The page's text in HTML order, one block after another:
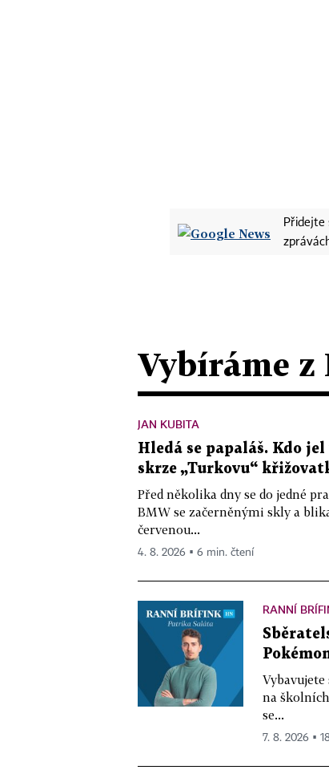
Přidejte
Vybíráme z
JAN KUBITA
Hledá se papaláš. Kdo
skrze „Turkovu“
Před několika dny se do jedné
BMW se začerněnými skly a
červenou...
4. 8. 2026 ▪ 6 min. čtení
RANNÍ
na
se...
7. 8. 2026 ▪